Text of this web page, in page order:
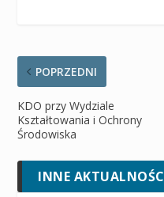
POPRZEDNI
KDO przy Wydziale
Kształtowania i Ochrony
Środowiska
INNE